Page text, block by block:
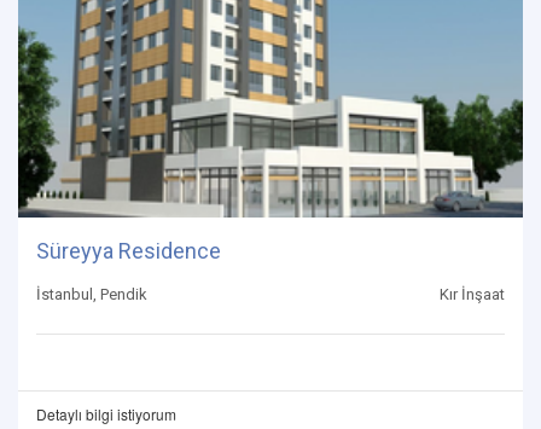
Süreyya Residence
İstanbul, Pendik Kır İnşaat
Detaylı bilgi istiyorum